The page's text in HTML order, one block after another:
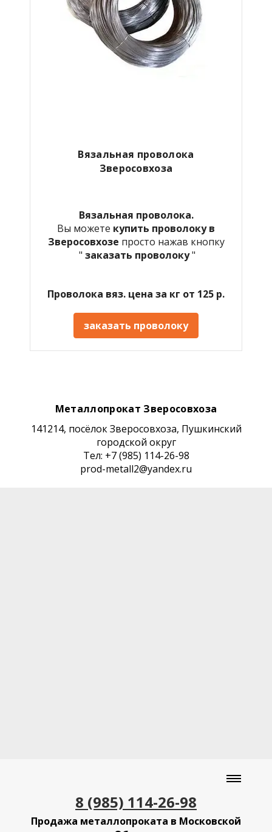
Вязальная проволока
Зверосовхоза
Вязальная проволока.
Вы можете купить проволоку в
Зверосовхозе просто нажав кнопку
" заказать проволоку"
Проволока вяз. цена за кг от 125 р.
заказать проволоку
Металлопрокат Зверосовхоза
141214, посёлок Зверосовхоза, Пушкинский
городской округ
Тел: +7 (985) 114-26-98
prod-metall2@yandex.ru
8 (985) 114-26-98
Продажа металлопроката в Московской